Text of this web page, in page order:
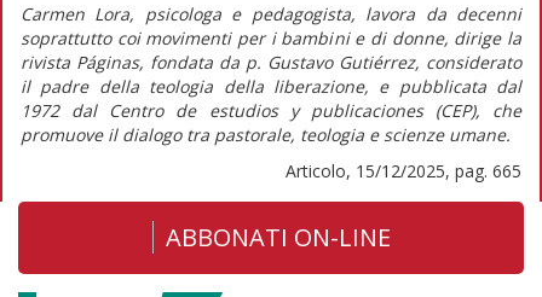
Carmen Lora, psicologa e pedagogista, lavora da decenni
soprattutto coi movimenti per i bambini e di donne, dirige la
rivista Páginas, fondata da p. Gustavo Gutiérrez, considerato
il padre della teologia della liberazione, e pubblicata dal
1972 dal Centro de estudios y publicaciones (CEP), che
promuove il dialogo tra pastorale, teologia e scienze umane.
Articolo, 15/12/2025, pag. 665
ABBONATI ON-LINE